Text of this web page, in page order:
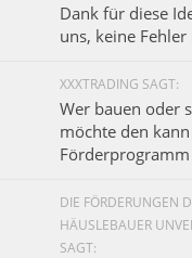
Dank für diese
uns, keine
XXXTRADING SAGT:
Wer bauen oder
möchte den
DIE FÖRDERUNGEN
HÄUSLEBAUER
SAGT: